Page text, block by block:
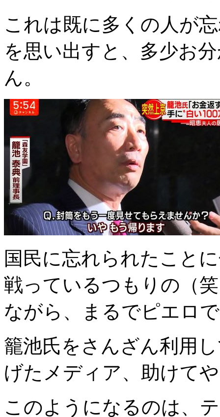
これは既に多くの人が
を思い出すと、多少お
ん。
国民に忘れられたこと
戦っているつもりの（
ながら、まるでピエロ
籠池氏をさんざん利用
げたメディア、助けて
このようになるのは、